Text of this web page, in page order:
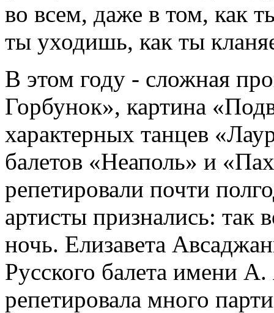
во всем, даже в том, как
ты уходишь, как ты
В этом году - сложная
Горбунок», картина
характерных танцев
балетов «Неаполь» и
репетировали почти
артисты признались: так
ночь. Елизавета
Русского балета имени
репетировала много